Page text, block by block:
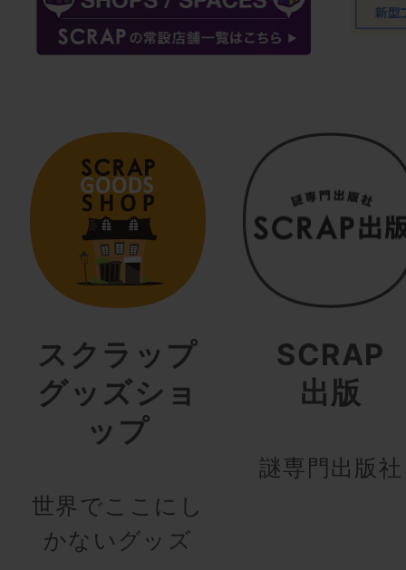
スクラップ
グッズショ
ップ
世界でここにし
かないグッズ
SCRAP
出版
謎専門出版社